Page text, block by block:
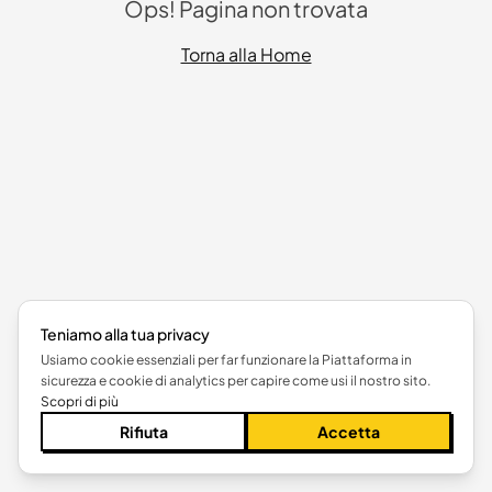
Ops! Pagina non trovata
Torna alla Home
Teniamo alla tua privacy
Usiamo cookie essenziali per far funzionare la Piattaforma in
sicurezza e cookie di analytics per capire come usi il nostro sito.
Scopri di più
Rifiuta Accetta